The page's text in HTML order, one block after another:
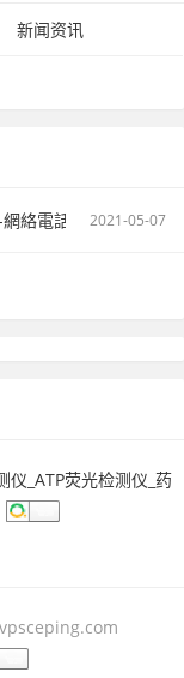
新闻资讯
絡電話-電話-壹號通
2021-05-07
仪_ATP荧光检测仪_药
科学仪器有限公